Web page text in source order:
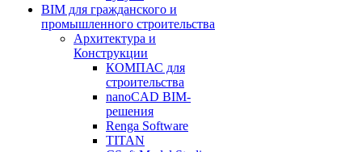
BIM для гражданского и
промышленного строительства
Архитектура и
Конструкции
КОМПАС для
строительства
nanoCAD BIM-
решения
Renga Software
TITAN